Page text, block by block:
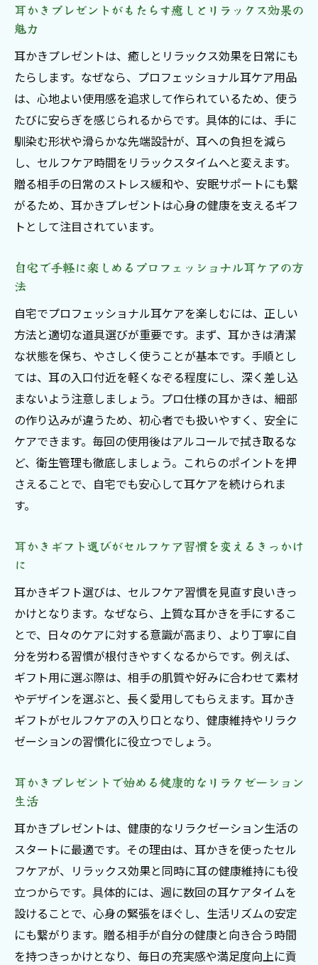
化の実感
つ理由
耳かきプレゼントでヘルシーライフをサポ
ート
美容と健康を叶える耳かきギフトの選び方
ガイド
耳かきプレゼント選びに悩んだら注目のポイン
ト
耳かきギフト選びで重視すべき安全性と使
耳かきプレゼントが喜ばれる素材や形状の
プロフェッショナル耳ケア視点で選ぶおす
すめの基準
贈る相手の好みに合わせた耳かきギフトの
選択ポイント
耳かきプレゼント選びに役立つ最新トレン
ド情報
失敗しない耳かきギフト選びのコツを徹底
解説
岐阜県関市本巣市で話題の耳かきギフトを知る
地元で選ばれる耳かきギフトの特徴とおす
すめポイント
話題の耳かきプレゼントが支持される秘密
を紐解く
耳かきギフトのプレゼント利用が増えてい
る背景
岐阜周辺で注目される耳かきギフトの魅力
自分へのご褒美に最適な耳かきプレゼント特集
は
耳かきプレゼントが日常に豊かな癒しをプ
ラス
プロフェッショナル耳ケアを自分への贈り
物に選ぶ理由
ご褒美タイムにぴったりな耳かきギフト特
耳かきプレゼントがもたらす癒しとリラックス効果の
魅力
耳かきプレゼントは、癒しとリラックス効果を日常にも
たらします。なぜなら、プロフェッショナル耳ケア用品
は、心地よい使用感を追求して作られているため、使う
たびに安らぎを感じられるからです。具体的には、手に
馴染む形状や滑らかな先端設計が、耳への負担を減ら
し、セルフケア時間をリラックスタイムへと変えます。
贈る相手の日常のストレス緩和や、安眠サポートにも繋
がるため、耳かきプレゼントは心身の健康を支えるギフ
トとして注目されています。
自宅で手軽に楽しめるプロフェッショナル耳ケアの方
法
自宅でプロフェッショナル耳ケアを楽しむには、正しい
方法と適切な道具選びが重要です。まず、耳かきは清潔
な状態を保ち、やさしく使うことが基本です。手順とし
ては、耳の入口付近を軽くなぞる程度にし、深く差し込
まないよう注意しましょう。プロ仕様の耳かきは、細部
の作り込みが違うため、初心者でも扱いやすく、安全に
ケアできます。毎回の使用後はアルコールで拭き取るな
ど、衛生管理も徹底しましょう。これらのポイントを押
さえることで、自宅でも安心して耳ケアを続けられま
す。
耳かきギフト選びがセルフケア習慣を変えるきっかけ
に
耳かきギフト選びは、セルフケア習慣を見直す良いきっ
かけとなります。なぜなら、上質な耳かきを手にするこ
とで、日々のケアに対する意識が高まり、より丁寧に自
分を労わる習慣が根付きやすくなるからです。例えば、
ギフト用に選ぶ際は、相手の肌質や好みに合わせて素材
やデザインを選ぶと、長く愛用してもらえます。耳かき
ギフトがセルフケアの入り口となり、健康維持やリラク
ゼーションの習慣化に役立つでしょう。
耳かきプレゼントで始める健康的なリラクゼーション
生活
耳かきプレゼントは、健康的なリラクゼーション生活の
スタートに最適です。その理由は、耳かきを使ったセル
フケアが、リラックス効果と同時に耳の健康維持にも役
立つからです。具体的には、週に数回の耳ケアタイムを
設けることで、心身の緊張をほぐし、生活リズムの安定
にも繋がります。贈る相手が自分の健康と向き合う時間
を持つきっかけとなり、毎日の充実感や満足度向上に貢